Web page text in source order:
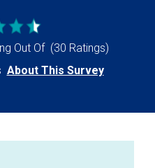
Out Of (30 Ratings)
About This Survey